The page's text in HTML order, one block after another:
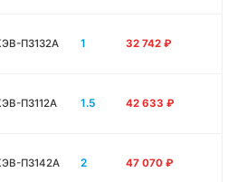
П3132A 1 32 742 ₽
П3112A 1.5 42 633 ₽
П3142A 2 47 070 ₽